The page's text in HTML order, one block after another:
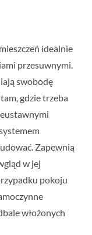
idealnie
przesuwnymi.
swobodę
gdzie trzeba
Zapewnią
w jej
pokoju
włożonych